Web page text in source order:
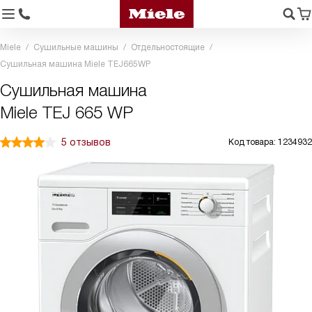
Miele Сушильные машины
Отдельностоящие
Сушильная машина Miele TEJ665WP
Сушильная машина
Miele TEJ 665 WP
5 отзывов Код товара: 1234932